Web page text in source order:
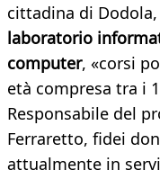
cittadina di Dodola,
laboratorio
computer, «corsi
età compresa tra i
Responsabile del
Ferraretto, fidei
attualmente in